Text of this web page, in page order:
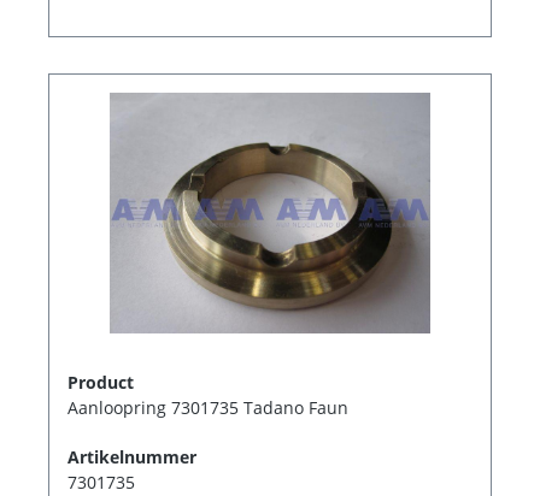
Product
Aanloopring 7301735 Tadano Faun
Artikelnummer
7301735